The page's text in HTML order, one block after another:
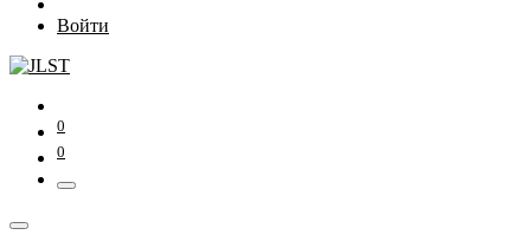
Войти
0
0